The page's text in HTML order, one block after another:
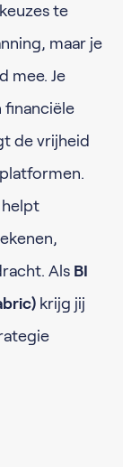
te
maar je
mee. Je
financiële
de vrijheid
helpt
Als BI
krijg jij